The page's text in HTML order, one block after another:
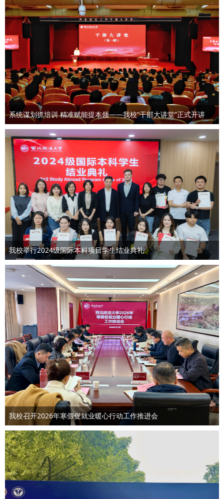
系统谋划抓培训 精准赋能提本领——我校“干部大讲堂”正式开讲
我校举行2024级国际本科项目学生结业典礼
我校召开2026年寒假促就业暖心行动工作推进会